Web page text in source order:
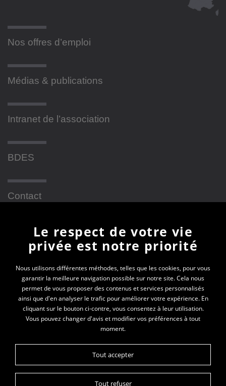
Nos offres d’emploi
Médias & publications
Intranet de l’association
BDES
Contact
Newsletter
En vous inscrivant à la newsletter, vous recevrez
toutes les actualités des PEP 69
Votre e-mail*
Le respect de votre vie
privée est notre priorité
Nous utilisons différentes méthodes, telles que les cookies, pour vous
garantir la meilleure navigation possible sur notre site. Cela nous
permet de vous proposer des contenus et services personnalisés
ainsi que d'en analyser le trafic pour améliorer votre expérience. En
cliquant sur le bouton ci-contre, vous consentez à leur utilisation.
Vous pouvez changer d'avis et modifier vos préférences à tout
moment.
Tout accepter
Tout refuser